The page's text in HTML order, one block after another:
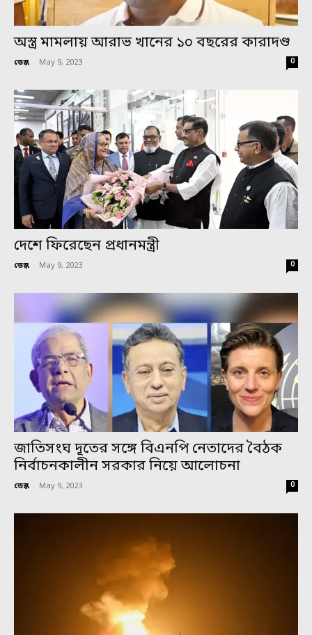
অস্ত্র মামলায় আরাভ খানের ১০ বছরের কারাদণ্ড
ডেস্ক - May 9, 2023 0
দেশে ফিরেছেন প্রধানমন্ত্রী
ডেস্ক - May 9, 2023 0
জাতিসংঘ দূতের সঙ্গে বিএনপি নেতাদের বৈঠক
নির্বাচনকালীন সরকার নিয়ে আলোচনা
ডেস্ক - May 9, 2023 0